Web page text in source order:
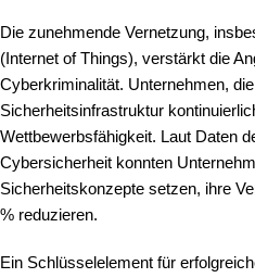
Die zunehmende Vernetzung,
(Internet of Things), verstärkt die
Cyberkriminalität. Unternehmen,
Sicherheitsinfrastruktur
Wettbewerbsfähigkeit. Laut Daten
Cybersicherheit konnten
Sicherheitskonzepte setzen, ihre
% reduzieren.
Ein Schlüsselelement für